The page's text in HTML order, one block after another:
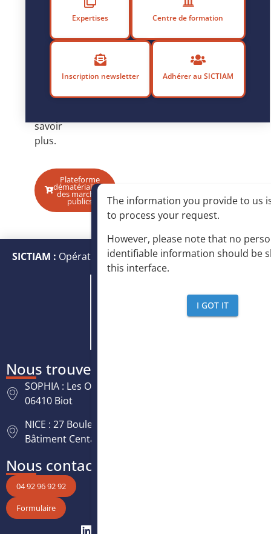
plateforme
Sécurisés
pour
savoir
plus.
Plateforme
dématérialisée
des marchés
publics
Expertises Centre de formation
Inscription newsletter Adhérer au SICTIAM
SICTIAM : Opérateur public de services numériques et
énergétiques
Nous trouver
SOPHIA : Les Oréades, 125 rue des Amandiers,
06410 Biot
NICE : 27 Boulevard Paul Montel Nice Leader -
Bâtiment Centaure, 06200 Nice
Nous contacter
04 92 96 92 92
Formulaire
The information you provide to us
to process your request.
However, please note that no
identifiable information should be
this interface.
I GOT IT